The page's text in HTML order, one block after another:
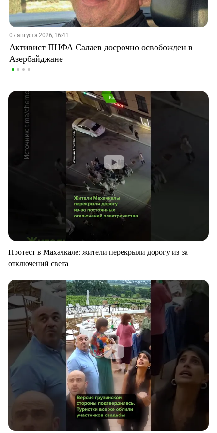
07 августа 2026, 16:41
Активист ПНФА Салаев досрочно освобожден в
Азербайджане
Протест в Махачкале: жители перекрыли дорогу из-за
отключений света